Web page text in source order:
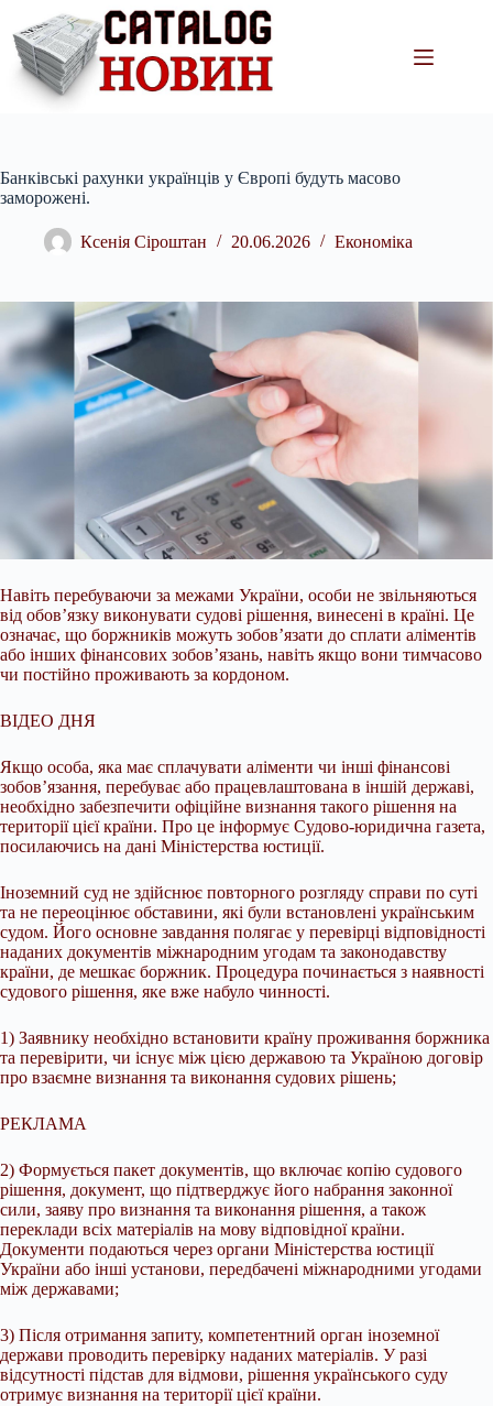
вмісту
Банківські рахунки українців у Європі будуть масово
заморожені.
Ксенія Сіроштан 20.06.2026 Економіка
Навіть перебуваючи за межами України, особи не звільняються
від обов’язку виконувати судові рішення, винесені в країні. Це
означає, що боржників можуть зобов’язати до сплати аліментів
або інших фінансових зобов’язань, навіть якщо вони тимчасово
чи постійно проживають за кордоном.
ВІДЕО ДНЯ
Якщо особа, яка має сплачувати аліменти чи інші фінансові
зобов’язання, перебуває або працевлаштована в іншій державі,
необхідно забезпечити офіційне визнання такого рішення на
території цієї країни. Про це інформує Судово-юридична газета,
посилаючись на дані Міністерства юстиції.
Іноземний суд не здійснює повторного розгляду справи по суті
та не переоцінює обставини, які були встановлені українським
судом. Його основне завдання полягає у перевірці відповідності
наданих документів міжнародним угодам та законодавству
країни, де мешкає боржник. Процедура починається з наявності
судового рішення, яке вже набуло чинності.
1) Заявнику необхідно встановити країну проживання боржника
та перевірити, чи існує між цією державою та Україною договір
про взаємне визнання та виконання судових рішень;
РЕКЛАМА
2) Формується пакет документів, що включає копію судового
рішення, документ, що підтверджує його набрання законної
сили, заяву про визнання та виконання рішення, а також
переклади всіх матеріалів на мову відповідної країни.
Документи подаються через органи Міністерства юстиції
України або інші установи, передбачені міжнародними угодами
між державами;
3) Після отримання запиту, компетентний орган іноземної
держави проводить перевірку наданих матеріалів. У разі
відсутності підстав для відмови, рішення українського суду
отримує визнання на території цієї країни.